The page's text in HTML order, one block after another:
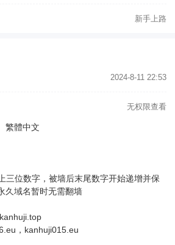
新手上路
2024-8-11 22:53
无权限查看
繁體中文
三位数字，被墙后末尾数字开始递增并保
久域名暂时无需翻墙
，kanhuji015.eu